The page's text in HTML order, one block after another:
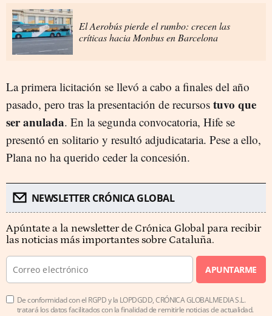
El Aerobús pierde el rumbo: crecen las
críticas hacia Monbus en Barcelona
La primera licitación se llevó a cabo a finales del año
pasado, pero tras la presentación de recursos tuvo que
ser anulada. En la segunda convocatoria, Hife se
presentó en solitario y resultó adjudicataria. Pese a ello,
Plana no ha querido ceder la concesión.
NEWSLETTER CRÓNICA GLOBAL
Apúntate a la newsletter de Crónica Global para recibir
las noticias más importantes sobre Cataluña.
APUNTARME
De conformidad con el RGPD y la LOPDGDD, CRÓNICA GLOBALMEDIA S.L.
tratará los datos facilitados con la finalidad de remitirle noticias de actualidad.